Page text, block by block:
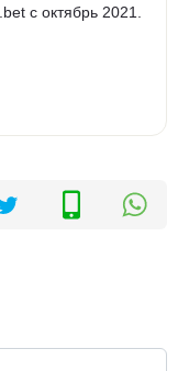
с октябрь 2021.